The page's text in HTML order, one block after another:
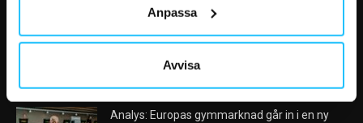
Anpassa
Avvisa
AI kommer aldrig kunna ersätta en frukost
Analys: Europas gymmarknad går in i en ny